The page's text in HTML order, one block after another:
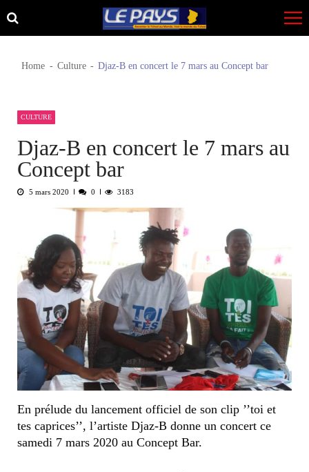
Skip
to
Skip
to
Home Culture Djaz-B en concert le 7 mars au Concept bar
CULTURE
Djaz-B en concert le 7 mars au
Concept bar
5 mars 2020 0 3183
En prélude du lancement officiel de son clip ’’toi et
tes caprices’’, l’artiste Djaz-B donne un concert ce
samedi 7 mars 2020 au Concept Bar.